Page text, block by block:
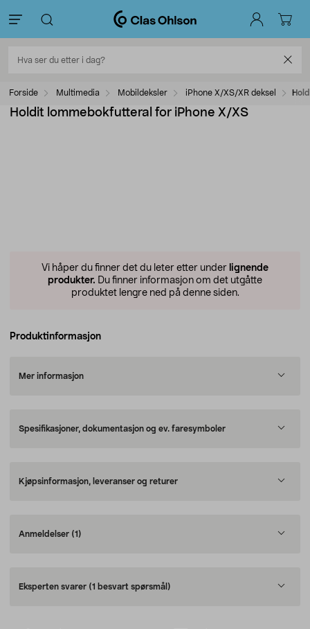
Forside Multimedia Mobildeksler iPhone X/XS/XR deksel
Holdit lommebokfutteral for iPhone X/XS
Vi håper du finner det du leter etter under lignende
produkter. Du finner informasjon om det utgåtte
produktet lengre ned på denne siden.
Produktinformasjon
Mer informasjon
Spesifikasjoner, dokumentasjon og ev. faresymboler
Kjøpsinformasjon, leveranser og returer
Anmeldelser (1)
Eksperten svarer (1 besvart spørsmål)